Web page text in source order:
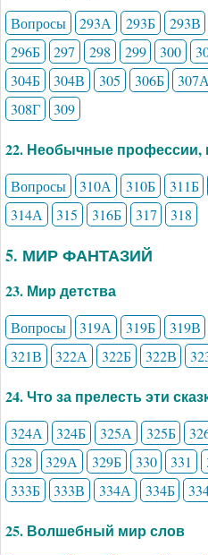
Вопросы 293А 293Б 293В
296Б
297 298 299 300
304Б
304В 305 306Б 307А
308Г
309
22. Необычные профессии,
Вопросы 310А 310Б 311Б
314А
315 316Б 317 318
5. МИР ФАНТАЗИЙ
23. Мир детства
Вопросы 319А 319Б 319В
321В
322А 322Б 322В
24. Что за прелесть эти
324А 324Б 325А 325Б
328
329А 329Б 330 331
333Б
333В 334А 334Б
25. Волшебный мир слов